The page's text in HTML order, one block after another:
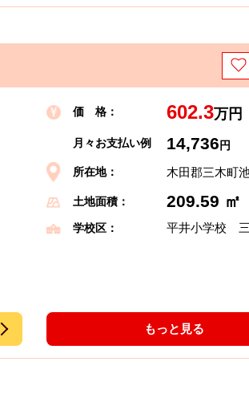
価 格： 602.3万円
月々お支払い例 14,736円
所在地： 木田郡三木町
土地面積： 209.59 ㎡
学校区： 平井小学校
もっと見る